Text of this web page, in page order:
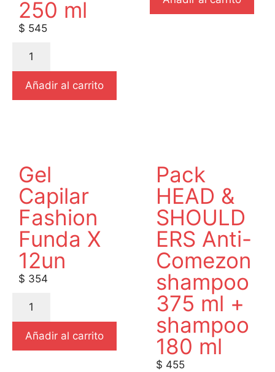
250 ml
$ 545
Añadir al carrito
Gel
Capilar
Fashion
Funda X
12un
$ 354
Añadir al carrito
Pack
HEAD &
SHOULD
ERS Anti-
Comezon
shampoo
375 ml +
shampoo
180 ml
$ 455